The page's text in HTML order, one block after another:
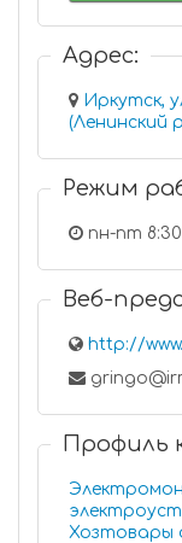
Адрес:
Иркутск,
Режим
пн-пт
Веб-
http://
Профиль
Хозтовары